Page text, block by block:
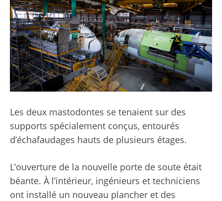
Les deux mastodontes se tenaient sur des
supports spécialement conçus, entourés
d’échafaudages hauts de plusieurs étages.
L’ouverture de la nouvelle porte de soute était
béante. À l’intérieur, ingénieurs et techniciens
ont installé un nouveau plancher et des